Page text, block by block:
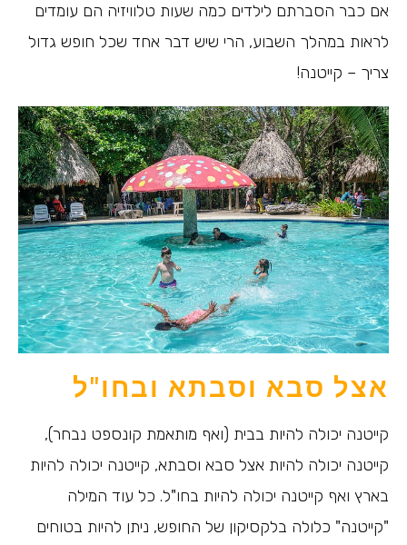
אם כבר הסברתם לילדים כמה שעות טלוויזיה הם עומדים
לראות במהלך השבוע, הרי שיש דבר אחד שכל חופש גדול
צריך – קייטנה!
אצל סבא וסבתא ובחו"ל
קייטנה יכולה להיות בבית (ואף מותאמת קונספט נבחר),
קייטנה יכולה להיות אצל סבא וסבתא, קייטנה יכולה להיות
בארץ ואף קייטנה יכולה להיות בחו"ל. כל עוד המילה
"קייטנה" כלולה בלקסיקון של החופש, ניתן להיות בטוחים